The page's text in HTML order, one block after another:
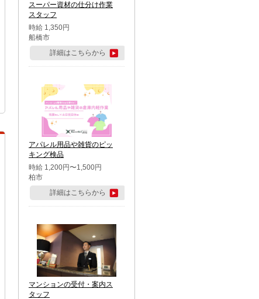
スーパー資材の仕分け作業
スタッフ
時給 1,350円
船橋市
詳細はこちらから
アパレル用品や雑貨のピッ
キング検品
時給 1,200円〜1,500円
柏市
詳細はこちらから
マンションの受付・案内ス
タッフ